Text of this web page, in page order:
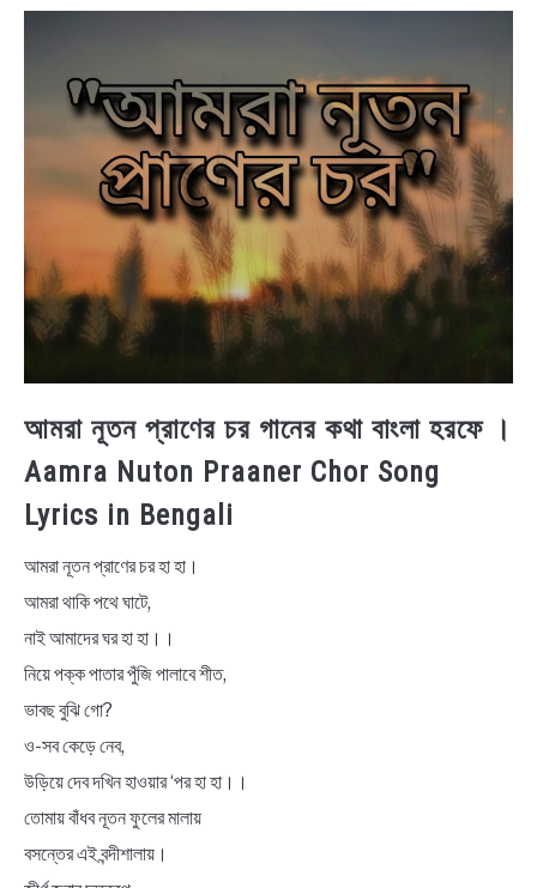
BENGALI NAMES
BENGALI STORIES
আমরা নূতন প্রাণের চর গানের কথা বাংলা হরফে ।
Aamra Nuton Praaner Chor Song
Lyrics in Bengali
আমরা নূতন প্রাণের চর হা হা।
আমরা থাকি পথে ঘাটে,
নাই আমাদের ঘর হা হা।।
নিয়ে পক্ক পাতার পুঁজি পালাবে শীত,
ভাবছ বুঝি গো?
ও-সব কেড়ে নেব,
উড়িয়ে দেব দখিন হাওয়ার ‘পর হা হা।।
তোমায় বাঁধব নূতন ফুলের মালায়
বসন্তের এই বন্দীশালায়।